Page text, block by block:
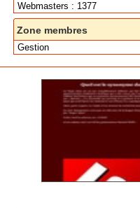
Webmasters : 1377
Zone membres
Gestion